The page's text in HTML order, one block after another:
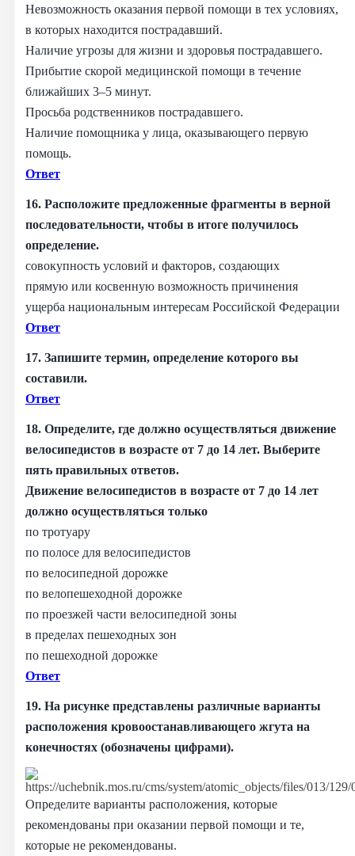
Невозможность оказания первой помощи в тех условиях,
в которых находится пострадавший.
Наличие угрозы для жизни и здоровья пострадавшего.
Прибытие скорой медицинской помощи в течение
ближайших 3–5 минут.
Просьба родственников пострадавшего.
Наличие помощника у лица, оказывающего первую
помощь.
Ответ
16. Расположите предложенные фрагменты в верной
последовательности, чтобы в итоге получилось
определение.
совокупность условий и факторов, создающих
прямую или косвенную возможность причинения
ущерба национальным интересам Российской Федерации
Ответ
17. Запишите термин, определение которого вы
составили.
Ответ
18. Определите, где должно осуществляться движение
велосипедистов в возрасте от 7 до 14 лет. Выберите
пять правильных ответов.
Движение велосипедистов в возрасте от 7 до 14 лет
должно осуществляться только
по тротуару
по полосе для велосипедистов
по велосипедной дорожке
по велопешеходной дорожке
по проезжей части велосипедной зоны
в пределах пешеходных зон
по пешеходной дорожке
Ответ
19. На рисунке представлены различные варианты
расположения кровоостанавливающего жгута на
конечностях (обозначены цифрами).
Определите варианты расположения, которые
рекомендованы при оказании первой помощи и те,
которые не рекомендованы.